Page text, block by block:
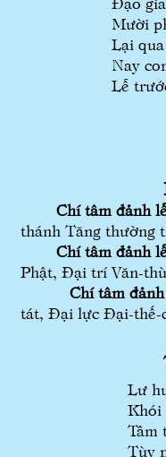
Mười
Lại
Nay
Lễ
Chí tâm đảnh
thánh Tăng thường
Chí tâm đảnh
Phật, Đại trí Văn-
Chí tâm
tát, Đại lực Đại-
Lư
Khói
Tâm
Tùy